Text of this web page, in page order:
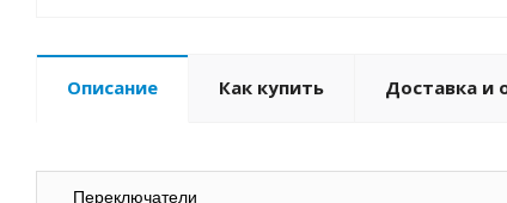
Описание Как купить Доставка и
Переключатели